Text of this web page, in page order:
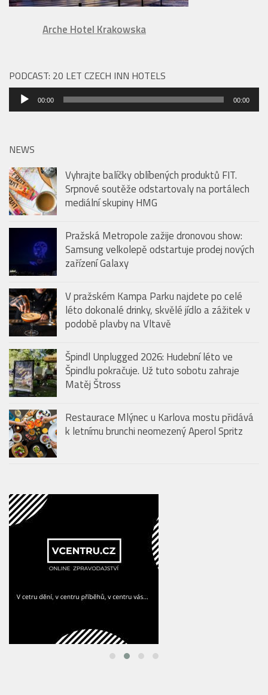
Arche Hotel Krakowska
PODCAST: 20 LET CZECH INN HOTELS
Audio
přehrávač
00:00 00:00
NEWS
Vyhrajte balíčky oblíbených produktů FIT.
Srpnové soutěže odstartovaly na portálech
mediální skupiny HMG
Pražská Metropole zažije dronovou show:
Samsung velkolepě odstartuje prodej nových
zařízení Galaxy
V pražském Kampa Parku najdete po celé
léto dokonalé drinky, skvělé jídlo a zážitek v
podobě plavby na Vltavě
Špindl Unplugged 2026: Hudební léto ve
Špindlu pokračuje. Už tuto sobotu zahraje
Matěj Štross
Restaurace Mlýnec u Karlova mostu přidává
k letnímu brunchi neomezený Aperol Spritz